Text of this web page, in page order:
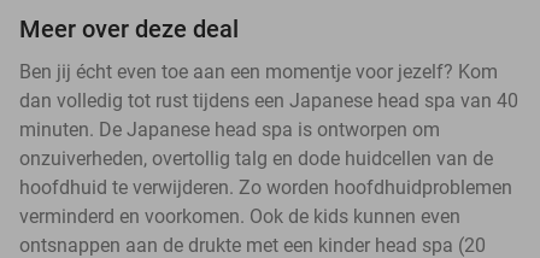
Meer over deze deal
Ben jij écht even toe aan een momentje voor jezelf? Kom
dan volledig tot rust tijdens een Japanese head spa van 40
minuten. De Japanese head spa is ontworpen om
onzuiverheden, overtollig talg en dode huidcellen van de
hoofdhuid te verwijderen. Zo worden hoofdhuidproblemen
verminderd en voorkomen. Ook de kids kunnen even
ontsnappen aan de drukte met een kinder head spa (20